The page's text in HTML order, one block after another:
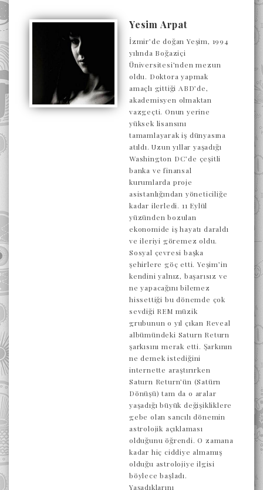
Yesim Arpat
İzmir’de doğan Yeşim, 1994
yılında Boğaziçi
Üniversitesi’nden mezun
oldu. Doktora yapmak
amaçlı gittiği ABD’de,
akademisyen olmaktan
vazgeçti. Onun yerine
yüksek lisansını
tamamlayarak iş dünyasına
atıldı. Uzun yıllar yaşadığı
Washington DC’de çeşitli
banka ve finansal
kurumlarda proje
asistanlığından yöneticiliğe
kadar ilerledi. 11 Eylül
yüzünden bozulan
ekonomide iş hayatı daraldı
ve ileriyi göremez oldu.
Sosyal çevresi başka
şehirlere göç etti. Yeşim’in
kendini yalnız, başarısız ve
ne yapacağını bilemez
hissettiği bu dönemde çok
sevdiği REM müzik
grubunun o yıl çıkan Reveal
albümündeki Saturn Return
şarkısını merak etti. Şarkının
ne demek istediğini
internette araştırırken
Saturn Return’ün (Satürn
Dönüşü) tam da o aralar
yaşadığı büyük değişikliklere
gebe olan sancılı dönemin
astrolojik açıklaması
olduğunu öğrendi. O zamana
kadar hiç ciddiye almamış
olduğu astrolojiye ilgisi
böylece başladı.
Yaşadıklarını